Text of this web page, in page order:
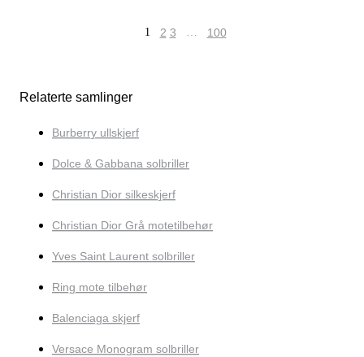
1 2 3 … 100
Relaterte samlinger
Burberry ullskjerf
Dolce & Gabbana solbriller
Christian Dior silkeskjerf
Christian Dior Grå motetilbehør
Yves Saint Laurent solbriller
Ring mote tilbehør
Balenciaga skjerf
Versace Monogram solbriller